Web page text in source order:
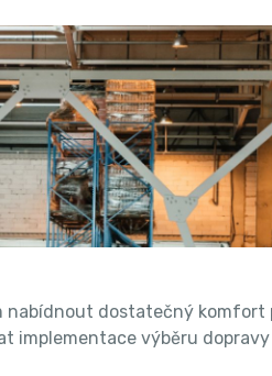
nabídnout dostatečný komfort
implementace výběru